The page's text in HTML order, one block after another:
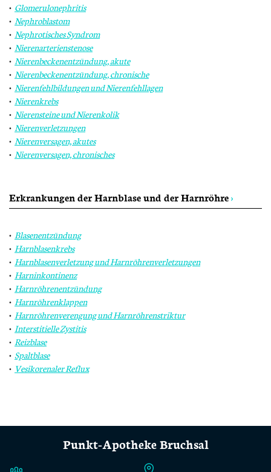
Glomerulonephritis
Nephroblastom
Nephrotisches Syndrom
Nierenarterienstenose
Nierenbeckenentzündung, akute
Nierenbeckenentzündung, chronische
Nierenfehlbildungen und Nierenfehllagen
Nierenkrebs
Nierensteine und Nierenkolik
Nierenverletzungen
Nierenversagen, akutes
Nierenversagen, chronisches
Erkrankungen der Harnblase und der Harnröhre›
Blasenentzündung
Harnblasenkrebs
Harnblasenverletzung und Harnröhrenverletzungen
Harninkontinenz
Harnröhrenentzündung
Harnröhrenklappen
Harnröhrenverengung und Harnröhrenstriktur
Interstitielle Zystitis
Reizblase
Spaltblase
Vesikorenaler Reflux
Punkt-Apotheke Bruchsal